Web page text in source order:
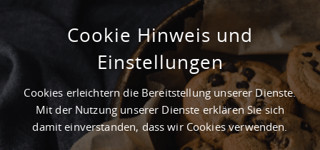
GEPFLEGT - 8.000 M² LAGERFLÄCHE IN
BÜDELSDORF AN DER AUTOBAHN A 7 -
LANDKREIS RENDSBURG-ECKERNFÖRDE
Startseite/ Immobiliensuche/ Detailansicht
Cookie Hinweis und
Einstellungen
Cookies erleichtern die Bereitstellung unserer Dienste.
Mit der Nutzung unserer Dienste erklären Sie sich
damit einverstanden, dass wir Cookies verwenden.